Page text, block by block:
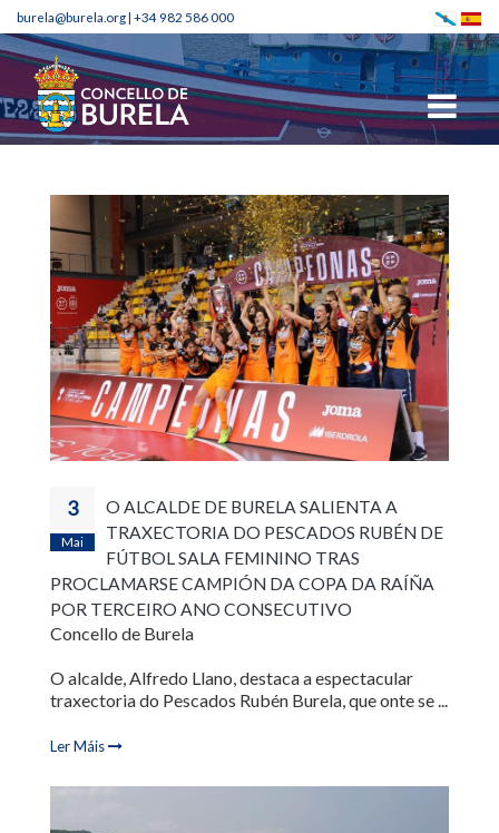
burela@burela.org| +34 982 586 000
3
Mai
O ALCALDE DE BURELA SALIENTA A
TRAXECTORIA DO PESCADOS RUBÉN DE
FÚTBOL SALA FEMININO TRAS
PROCLAMARSE CAMPIÓN DA COPA DA RAÍÑA
POR TERCEIRO ANO CONSECUTIVO
Concello de Burela
O alcalde, Alfredo Llano, destaca a espectacular
traxectoria do Pescados Rubén Burela, que onte se ...
Ler Máis